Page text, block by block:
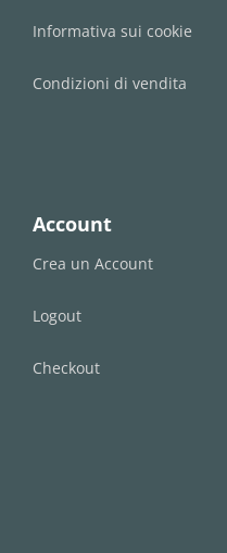
Informativa sui cookie
Condizioni di vendita
Account
Crea un Account
Logout
Checkout